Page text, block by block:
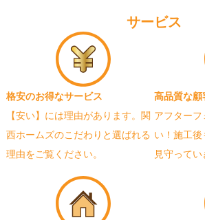
サービス
格安のお得なサービス
【安い】には理由があります。関
西ホームズのこだわりと選ばれる
理由をご覧ください。
高品質な顧
アフターフ
い！施工
見守ってい